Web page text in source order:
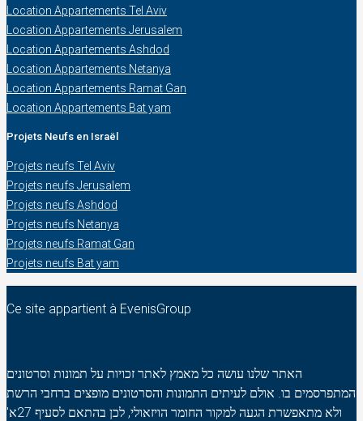
Location Appartements Tel Aviv
Location Appartements Jerusalem
Location Appartements Ashdod
Location Appartements Netanya
Location Appartements Ramat Gan
Location Appartements Bat yam
Projets Neufs en Israël
Projets neufs Tel Aviv
Projets neufs Jerusalem
Projets neufs Ashdod
Projets neufs Netanya
Projets neufs Ramat Gan
Projets neufs Bat yam
Ce site appartient à EvenisGroup
האתר שלנו עושה כל מאמץ לאתר זכויות על תמונות וסרטונים
המתפרסמים בו. אולם לעיתים התמונות והסרטונים מופצים ברחבי הרשת
ולא מתאפשרת הגעה למקור החומר הויזאולי, לכן בהתאם לסעיף 27א'